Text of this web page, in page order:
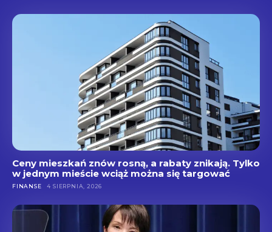
Ceny mieszkań znów rosną, a rabaty znikają. Tylko
w jednym mieście wciąż można się targować
FINANSE 4 SIERPNIA, 2026